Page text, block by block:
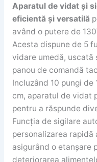
Aparatul de vidat și
eficientă și versatilă
având o putere de
Acesta dispune de 5
vidare umedă, uscată
panou de comandă
Incluzând 10 pungi
cm, aparatul de vidat
pentru a răspunde
Funcția de sigilare
personalizarea rapidă
asigurând o etanșare
deteriorarea